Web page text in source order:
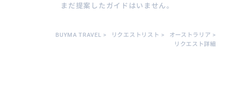
まだ提案したガイドはいません。
BUYMA TRAVEL > リクエストリスト > オーストラリア >
リクエスト詳細